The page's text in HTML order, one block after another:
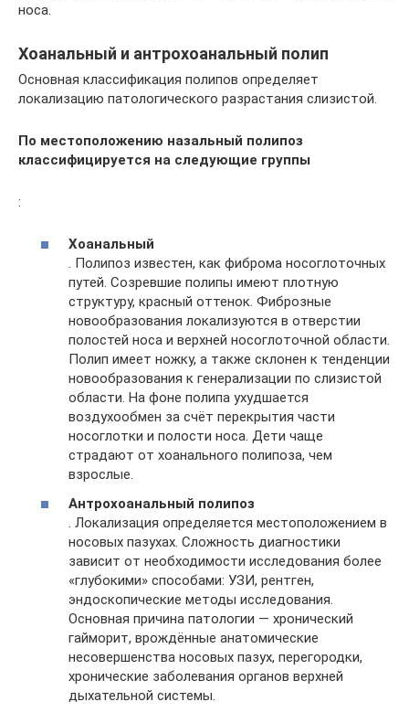
носа.
Хоанальный и антрохоанальный полип
Основная классификация полипов определяет
локализацию патологического разрастания слизистой.
По местоположению назальный полипоз
классифицируется на следующие группы
:
Хоанальный
. Полипоз известен, как фиброма носоглоточных
путей. Созревшие полипы имеют плотную
структуру, красный оттенок. Фиброзные
новообразования локализуются в отверстии
полостей носа и верхней носоглоточной области.
Полип имеет ножку, а также склонен к тенденции
новообразования к генерализации по слизистой
области. На фоне полипа ухудшается
воздухообмен за счёт перекрытия части
носоглотки и полости носа. Дети чаще
страдают от хоанального полипоза, чем
взрослые.
Антрохоанальный полипоз
. Локализация определяется местоположением в
носовых пазухах. Сложность диагностики
зависит от необходимости исследования более
«глубокими» способами: УЗИ, рентген,
эндоскопические методы исследования.
Основная причина патологии — хронический
гайморит, врождённые анатомические
несовершенства носовых пазух, перегородки,
хронические заболевания органов верхней
дыхательной системы.